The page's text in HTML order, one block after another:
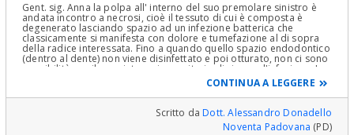
Gent. sig. Anna la polpa all' interno del suo premolare sinistro è
andata incontro a necrosi, cioè il tessuto di cui è composta è
degenerato lasciando spazio ad un infezione batterica che
classicamente si manifesta con dolore e tumefazione al di sopra
della radice interessata. Fino a quando quello spazio endodontico
(dentro al dente) non viene disinfettato e poi otturato, non ci sono
possibilità per il suo sistema immunitario di vincere l'infezione. La
terapia canalare è obbligatoria. Il suo dente tornerà a funzionare
con la sola differenza che non avrà infezioni acute o croniche in
atto. dr.DONADELLO ALESSANDRO
CONTINUA A LEGGERE
Scritto daDott. Alessandro Donadello
Noventa Padovana (PD)